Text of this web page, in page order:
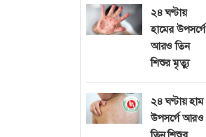
২৪ ঘণ্টায়
হামের উপসর্গে
আরও তিন
শিশুর মৃত্যু
২৪ ঘণ্টায় হাম
উপসর্গে আরও